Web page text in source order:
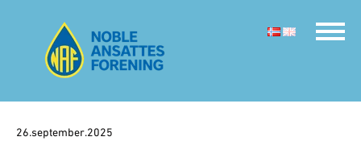
26.september.2025